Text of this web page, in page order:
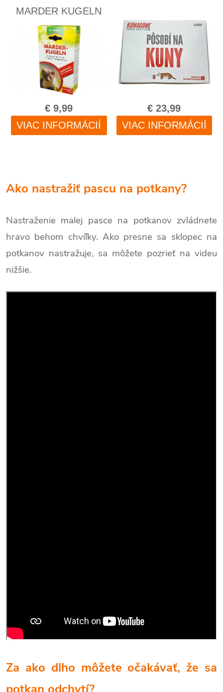
Ako nastražiť pascu na potkany?
Nastraženie malej pasce na potkanov zvládnete
hravo behom chvíľky. Ako presne sa sklopec na
potkanov nastražuje, sa môžete pozrieť na videu
nižšie.
Za ako dlho môžete očakávať, že sa